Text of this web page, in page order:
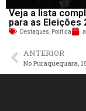
Veja a lista
para as Eleições
Destaques Política
ANTERIOR